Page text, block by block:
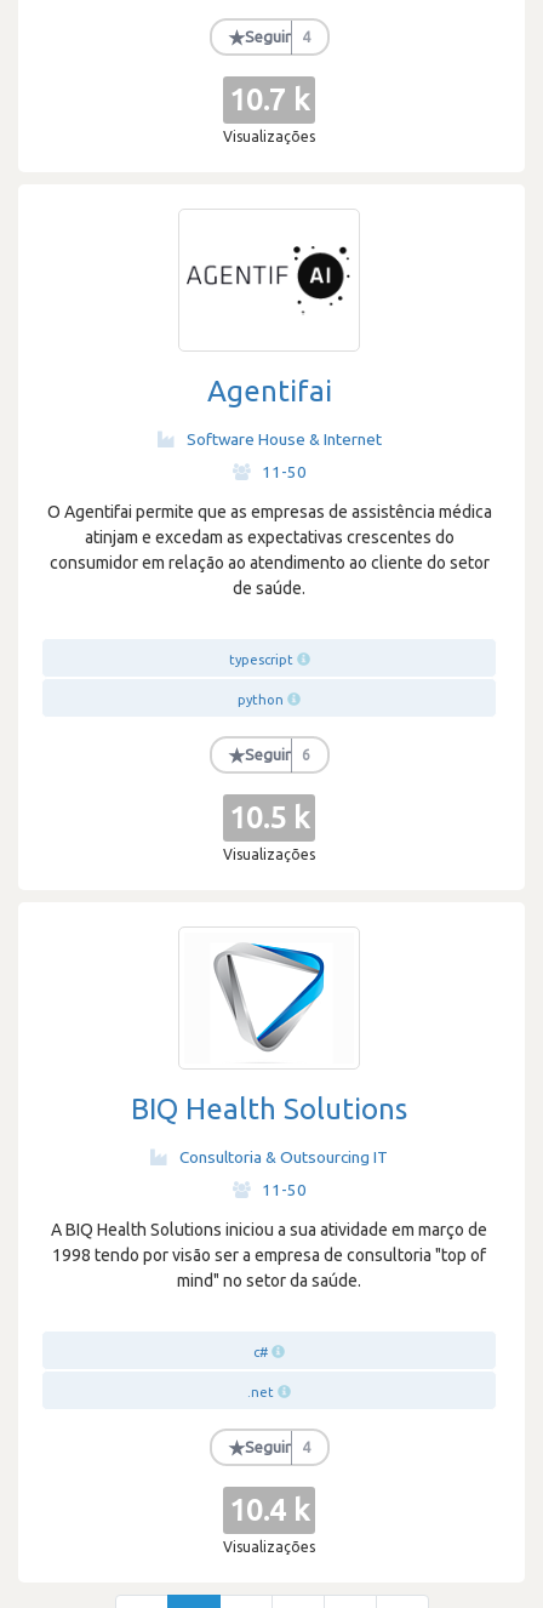
★Seguir 4
10.7 k
Visualizações
Agentifai
Software House & Internet
11-50
O Agentifai permite que as empresas de assistência médica
atinjam e excedam as expectativas crescentes do
consumidor em relação ao atendimento ao cliente do setor
de saúde.
typescript
python
★Seguir 6
10.5 k
Visualizações
BIQ Health Solutions
Consultoria & Outsourcing IT
11-50
A BIQ Health Solutions iniciou a sua atividade em março de
1998 tendo por visão ser a empresa de consultoria "top of
mind" no setor da saúde.
c#
.net
★Seguir 4
10.4 k
Visualizações